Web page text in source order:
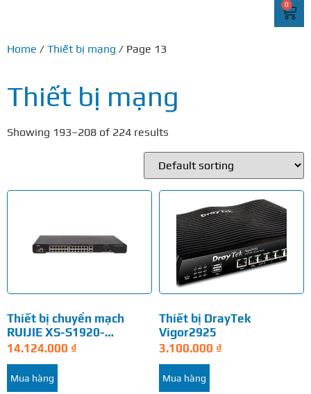
0
Home / Thiết bị mạng / Page 13
Thiết bị mạng
Showing 193–208 of 224 results
Thiết bị chuyển mạch
RUIJIE XS-S1920-
24T2GT2SFP-P-E
14.124.000 ₫
Mua hàng
Thiết bị DrayTek
Vigor2925
3.100.000 ₫
Mua hàng